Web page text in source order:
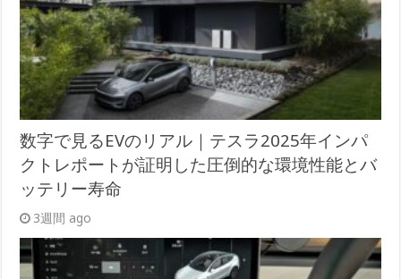
数字で見るEVのリアル｜テスラ2025年インパ
クトレポートが証明した圧倒的な環境性能とバ
ッテリー寿命
3週間 ago